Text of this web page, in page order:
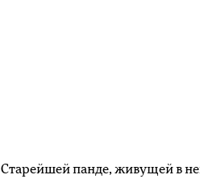
Старейшей панде, живущей в